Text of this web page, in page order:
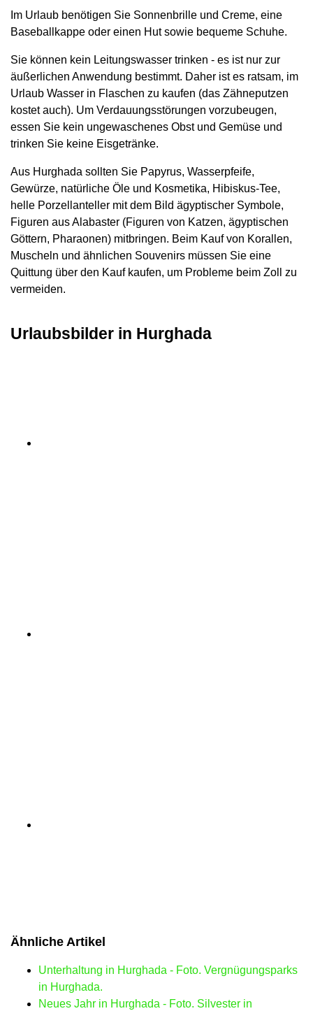
Im Urlaub benötigen Sie Sonnenbrille und Creme, eine
Baseballkappe oder einen Hut sowie bequeme Schuhe.
Sie können kein Leitungswasser trinken - es ist nur zur
äußerlichen Anwendung bestimmt. Daher ist es ratsam, im
Urlaub Wasser in Flaschen zu kaufen (das Zähneputzen
kostet auch). Um Verdauungsstörungen vorzubeugen,
essen Sie kein ungewaschenes Obst und Gemüse und
trinken Sie keine Eisgetränke.
Aus Hurghada sollten Sie Papyrus, Wasserpfeife,
Gewürze, natürliche Öle und Kosmetika, Hibiskus-Tee,
helle Porzellanteller mit dem Bild ägyptischer Symbole,
Figuren aus Alabaster (Figuren von Katzen, ägyptischen
Göttern, Pharaonen) mitbringen. Beim Kauf von Korallen,
Muscheln und ähnlichen Souvenirs müssen Sie eine
Quittung über den Kauf kaufen, um Probleme beim Zoll zu
vermeiden.
Urlaubsbilder in Hurghada
Ähnliche Artikel
Unterhaltung in Hurghada - Foto. Vergnügungsparks
in Hurghada.
Neues Jahr in Hurghada - Foto. Silvester in